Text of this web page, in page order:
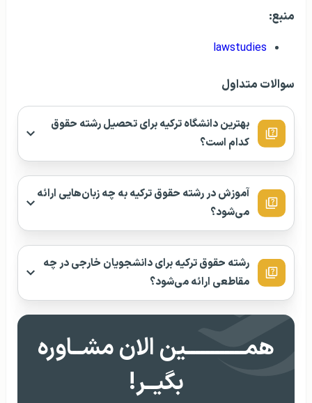
منبع:
lawstudies
سوالات متداول
بهترین دانشگاه ترکیه برای تحصیل رشته حقوق
کدام است؟
آموزش در رشته حقوق ترکیه به چه زبان‌هایی ارائه
می‌شود؟
رشته حقوق ترکیه برای دانشجویان خارجی در چه
مقاطعی ارائه می‌شود؟
همــــــــــــین الان مشــاوره
بگیــر!